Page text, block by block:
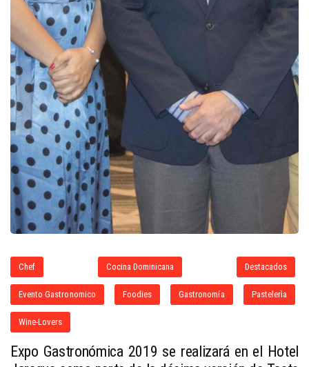
Chef Cocina Dominicana Destacados
Evento Gastronomico Foodies Gastronomía Pastelerìa
Wine-Lovers
Expo Gastronómica 2019 se realizará en el Hotel